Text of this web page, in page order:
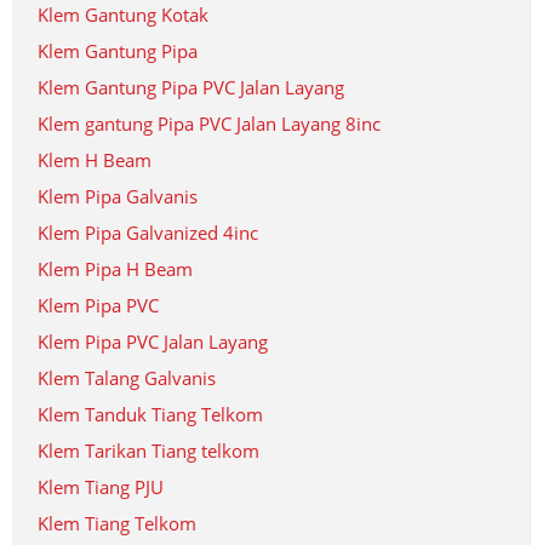
Klem Gantung Kotak
Klem Gantung Pipa
Klem Gantung Pipa PVC Jalan Layang
Klem gantung Pipa PVC Jalan Layang 8inc
Klem H Beam
Klem Pipa Galvanis
Klem Pipa Galvanized 4inc
Klem Pipa H Beam
Klem Pipa PVC
Klem Pipa PVC Jalan Layang
Klem Talang Galvanis
Klem Tanduk Tiang Telkom
Klem Tarikan Tiang telkom
Klem Tiang PJU
Klem Tiang Telkom